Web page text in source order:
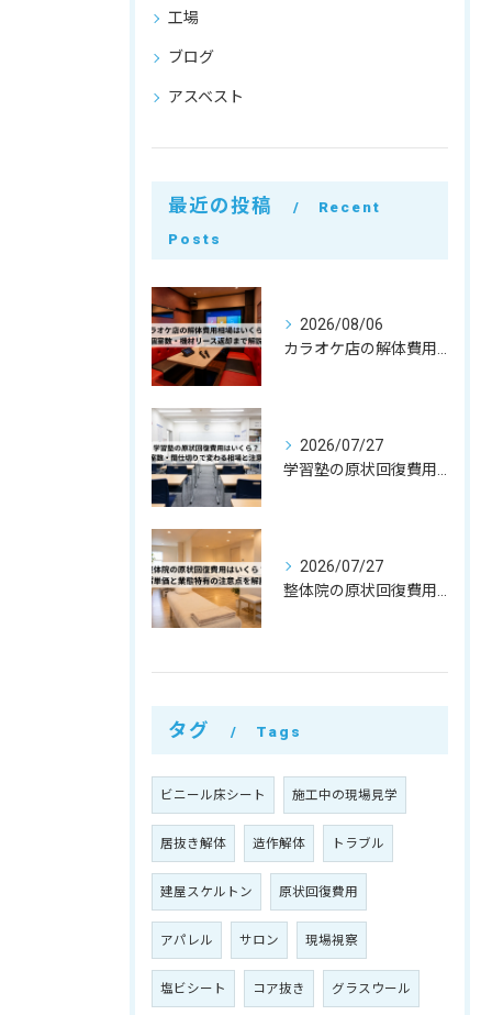
工場
ブログ
アスベスト
最近の投稿
Recent
Posts
2026/08/06
2026/07/27
2026/07/27
タグ Tags
ビニール床シート 施工中の現場見学
居抜き解体 造作解体 トラブル
建屋スケルトン 原状回復費用
アパレル サロン 現場視察
塩ビシート コア抜き グラスウール